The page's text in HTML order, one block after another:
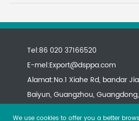
Tel:86 020 37166520
E-mel:Export@dsppa.com
Alamat:No.1 Xiahe Rd, bandar
Baiyun, Guangzhou,
We use cookies to offer you a better